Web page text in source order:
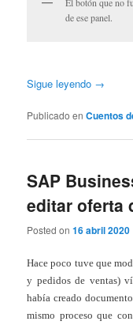
de ese panel.
Sigue leyendo →
Publicado en Cuentos
SAP
editar oferta
Posted on16 abril 2020
Hace poco tuve que
y pedidos de ventas)
había creado
mismo proceso que